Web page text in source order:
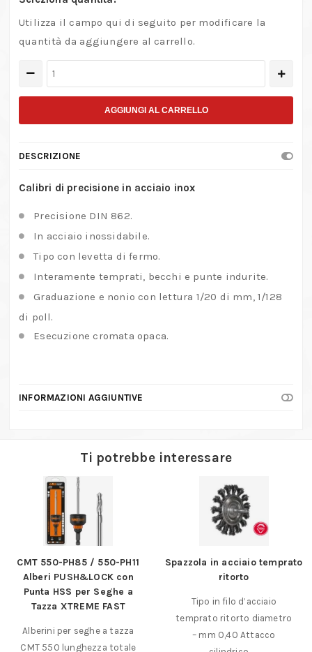
Utilizza il campo qui di seguito per modificare la
quantità da aggiungere al carrello.
analogici
acciaio
con
lettura
di
mm.
e
1/128
di
pollici
quantità
AGGIUNGI AL CARRELLO
DESCRIZIONE
Calibri di precisione in acciaio inox
Precisione DIN 862.
In acciaio inossidabile.
Tipo con levetta di fermo.
Interamente temprati, becchi e punte indurite.
Graduazione e nonio con lettura 1/20 di mm, 1/128
di poll.
Esecuzione cromata opaca.
INFORMAZIONI AGGIUNTIVE
Ti potrebbe interessare
CMT 550-PH85 / 550-PH11
Alberi PUSH&LOCK con
Punta HSS per Seghe a
Tazza XTREME FAST
Alberini per seghe a tazza
CMT 550 lunghezza totale
Spazzola in acciaio temprato
ritorto
Tipo in filo d’acciaio
temprato ritorto diametro
– mm 0,40 Attacco